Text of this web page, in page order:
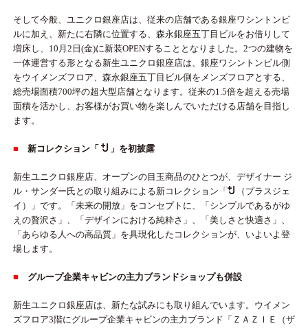
そして今般、ユニクロ銀座店は、従来の店舗である銀座ワシントンビ
ルに加え、新たに右隣に位置する、森永銀座五丁目ビルをお借りして
増床し、10月2日(金)に新装OPENすることとなりました。2つの建物を
一体運営する形となる新生ユニクロ銀座店は、銀座ワシントンビル側
をウイメンズフロア、森永銀座五丁目ビル側をメンズフロアとする、
総売場面積700坪の超大型店舗となります。従来の1.5倍を超える売場
面積を活かし、お客様がお買い物を楽しんでいただける店舗を目指し
ます。
■ 新コレクション「 」を初披露
新生ユニクロ銀座店、オープンの目玉商品のひとつが、デザイナー ジ
ル・サンダー氏との取り組みによる新コレクション「
（プラスジェ
イ）」です。「未来の開放」をコンセプトに、「シンプルであるがゆ
えの贅沢さ」、「デザインにおける純粋さ」、「美しさと快適さ」、
「あらゆる人への高品質」を具現化したコレクションが、いよいよ登
場します。
■ グループ企業キャビンの主力ブランドショップも併設
新生ユニクロ銀座店は、新たな試みにも取り組んでいます。ウイメン
ズフロア3階にグループ企業キャビンの主力ブランド「ＺＡＺＩＥ（ザ